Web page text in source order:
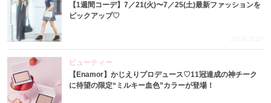
【1週間コーデ】7／21(火)〜7／25(土)最新ファッションを
ピックアップ♡
2026.7.29
ビューティー
【Enamor】かじえりプロデュース♡11冠達成の神チーク
に待望の限定“ミルキー血色”カラーが登場！